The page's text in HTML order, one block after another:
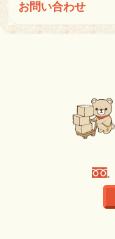
お問い合わせ